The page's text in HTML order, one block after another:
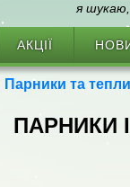
я шукаю,
АКЦІЇ
Парники та
ПАРНИКИ